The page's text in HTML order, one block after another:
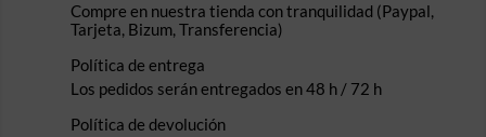
Compre en nuestra tienda con tranquilidad (Paypal,
Tarjeta, Bizum, Transferencia)
Política de entrega
Los pedidos serán entregados en 48 h / 72 h
Política de devolución